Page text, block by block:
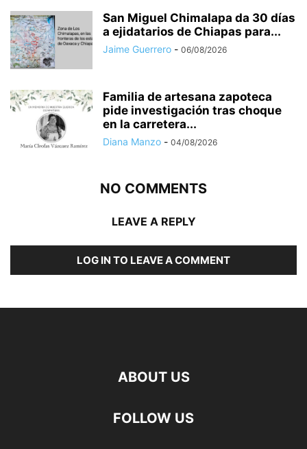
San Miguel Chimalapa da 30 días
a ejidatarios de Chiapas para...
Jaime Guerrero - 06/08/2026
Familia de artesana zapoteca
pide investigación tras choque
en la carretera...
Diana Manzo - 04/08/2026
NO COMMENTS
LEAVE A REPLY
LOG IN TO LEAVE A COMMENT
ABOUT US
FOLLOW US